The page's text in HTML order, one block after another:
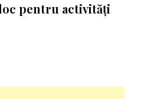
pentru activități